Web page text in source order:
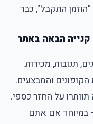
15 ימים מיום "הוזמן התקבל", כבר
קנייה הבאה באתר
תגובות, מכירות.
והמבצעים.
במיוחד אם אתם